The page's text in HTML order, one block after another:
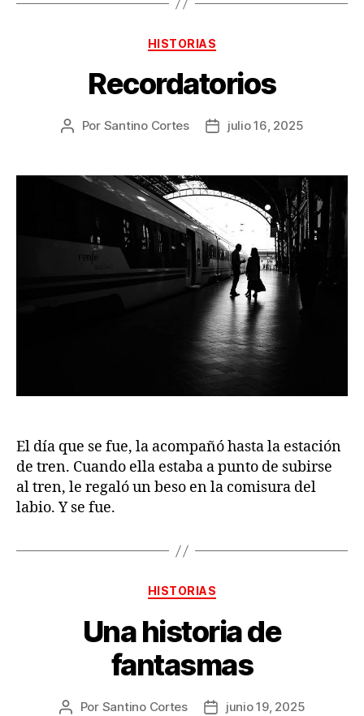
Categorías
HISTORIAS
Recordatorios
Autor
publicación
Por Santino Cortes
Fecha
publicación
julio 16, 2025
El día que se fue, la acompañó hasta la estación
de tren. Cuando ella estaba a punto de subirse
al tren, le regaló un beso en la comisura del
labio. Y se fue.
Categorías
HISTORIAS
Una historia de
fantasmas
Autor
Por Santino Cortes
Fechajunio 19, 2025